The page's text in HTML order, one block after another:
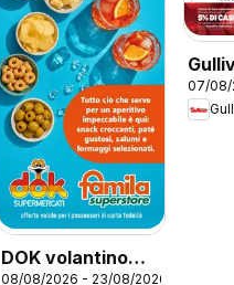
DOK volantino
08/08/2026 - 23/08/2026
07/08/